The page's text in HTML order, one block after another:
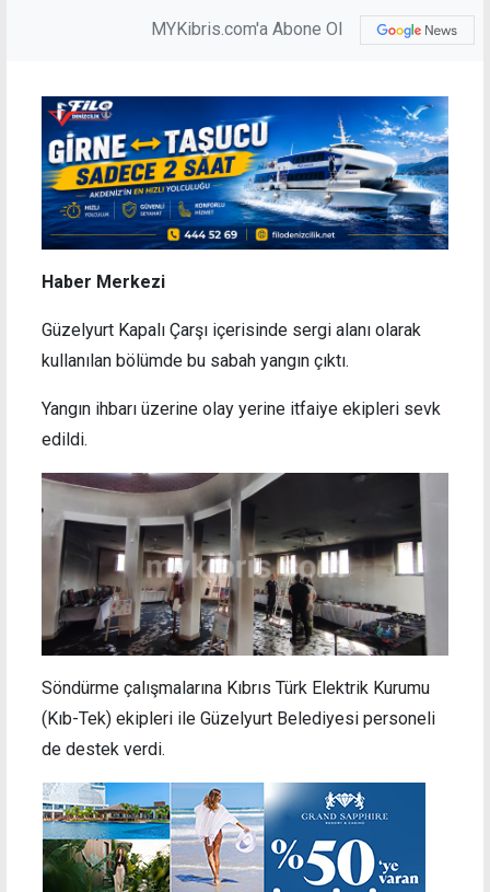
MYKibris.com'a Abone Ol
Haber Merkezi
Güzelyurt Kapalı Çarşı içerisinde sergi alanı olarak
kullanılan bölümde bu sabah yangın çıktı.
Yangın ihbarı üzerine olay yerine itfaiye ekipleri sevk
edildi.
Söndürme çalışmalarına Kıbrıs Türk Elektrik Kurumu
(Kıb-Tek) ekipleri ile Güzelyurt Belediyesi personeli
de destek verdi.